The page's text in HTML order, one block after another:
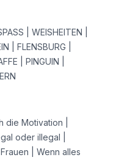
| WEISHEITEN |
| FLENSBURG |
| PINGUIN |
die Motivation |
oder illegal |
| Wenn alles